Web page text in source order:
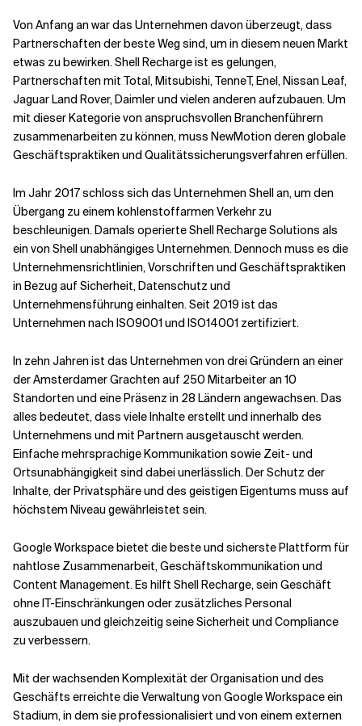
Von Anfang an war das Unternehmen davon überzeugt, dass
Partnerschaften der beste Weg sind, um in diesem neuen Markt
etwas zu bewirken. Shell Recharge ist es gelungen,
Partnerschaften mit Total, Mitsubishi, TenneT, Enel, Nissan Leaf,
Jaguar Land Rover, Daimler und vielen anderen aufzubauen. Um
mit dieser Kategorie von anspruchsvollen Branchenführern
zusammenarbeiten zu können, muss NewMotion deren globale
Geschäftspraktiken und Qualitätssicherungsverfahren erfüllen.
Im Jahr 2017 schloss sich das Unternehmen Shell an, um den
Übergang zu einem kohlenstoffarmen Verkehr zu
beschleunigen. Damals operierte Shell Recharge Solutions als
ein von Shell unabhängiges Unternehmen. Dennoch muss es die
Unternehmensrichtlinien, Vorschriften und Geschäftspraktiken
in Bezug auf Sicherheit, Datenschutz und
Unternehmensführung einhalten. Seit 2019 ist das
Unternehmen nach ISO9001 und ISO14001 zertifiziert.
In zehn Jahren ist das Unternehmen von drei Gründern an einer
der Amsterdamer Grachten auf 250 Mitarbeiter an 10
Standorten und eine Präsenz in 28 Ländern angewachsen. Das
alles bedeutet, dass viele Inhalte erstellt und innerhalb des
Unternehmens und mit Partnern ausgetauscht werden.
Einfache mehrsprachige Kommunikation sowie Zeit- und
Ortsunabhängigkeit sind dabei unerlässlich. Der Schutz der
Inhalte, der Privatsphäre und des geistigen Eigentums muss auf
höchstem Niveau gewährleistet sein.
Google Workspace bietet die beste und sicherste Plattform für
nahtlose Zusammenarbeit, Geschäftskommunikation und
Content Management. Es hilft Shell Recharge, sein Geschäft
ohne IT-Einschränkungen oder zusätzliches Personal
auszubauen und gleichzeitig seine Sicherheit und Compliance
zu verbessern.
Mit der wachsenden Komplexität der Organisation und des
Geschäfts erreichte die Verwaltung von Google Workspace ein
Stadium, in dem sie professionalisiert und von einem externen